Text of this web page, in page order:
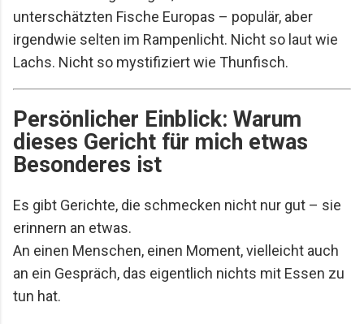
unterschätzten Fische Europas – populär, aber
irgendwie selten im Rampenlicht. Nicht so laut wie
Lachs. Nicht so mystifiziert wie Thunfisch.
Persönlicher Einblick: Warum
dieses Gericht für mich etwas
Besonderes ist
Es gibt Gerichte, die schmecken nicht nur gut – sie
erinnern an etwas.
An einen Menschen, einen Moment, vielleicht auch
an ein Gespräch, das eigentlich nichts mit Essen zu
tun hat.